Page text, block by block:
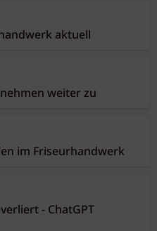
aktuell
weiter zu
im Friseurhandwerk
- ChatGPT